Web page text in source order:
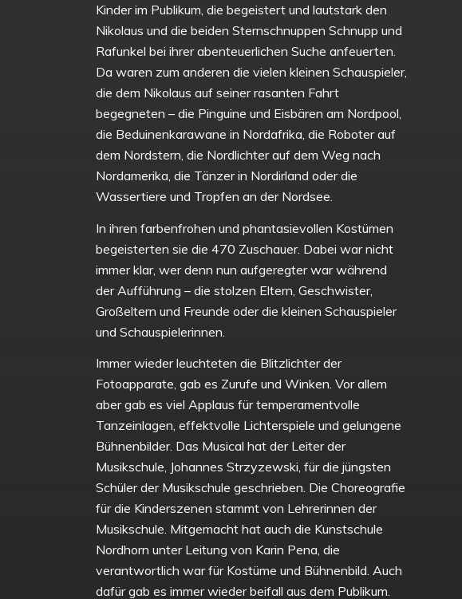
Kinder im Publikum, die begeistert und lautstark den
Nikolaus und die beiden Sternschnuppen Schnupp und
Rafunkel bei ihrer abenteuerlichen Suche anfeuerten.
Da waren zum anderen die vielen kleinen Schauspieler,
die dem Nikolaus auf seiner rasanten Fahrt
begegneten – die Pinguine und Eisbären am Nordpool,
die Beduinenkarawane in Nordafrika, die Roboter auf
dem Nordstern, die Nordlichter auf dem Weg nach
Nordamerika, die Tänzer in Nordirland oder die
Wassertiere und Tropfen an der Nordsee.
In ihren farbenfrohen und phantasievollen Kostümen
begeisterten sie die 470 Zuschauer. Dabei war nicht
immer klar, wer denn nun aufgeregter war während
der Aufführung – die stolzen Eltern, Geschwister,
Großeltern und Freunde oder die kleinen Schauspieler
und Schauspielerinnen.
Immer wieder leuchteten die Blitzlichter der
Fotoapparate, gab es Zurufe und Winken. Vor allem
aber gab es viel Applaus für temperamentvolle
Tanzeinlagen, effektvolle Lichterspiele und gelungene
Bühnenbilder. Das Musical hat der Leiter der
Musikschule, Johannes Strzyzewski, für die jüngsten
Schüler der Musikschule geschrieben. Die Choreografie
für die Kinderszenen stammt von Lehrerinnen der
Musikschule. Mitgemacht hat auch die Kunstschule
Nordhorn unter Leitung von Karin Pena, die
verantwortlich war für Kostüme und Bühnenbild. Auch
dafür gab es immer wieder beifall aus dem Publikum.